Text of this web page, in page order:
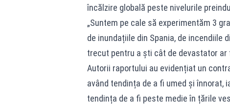
încălzire globală peste nivelurile
„Suntem pe cale să experimentăm 3
de inundațiile din Spania, de incendiile
trecut pentru a ști cât de devastator ar
Autorii raportului au evidențiat un
având tendința de a fi umed și înnorat,
tendința de a fi peste medie în țările